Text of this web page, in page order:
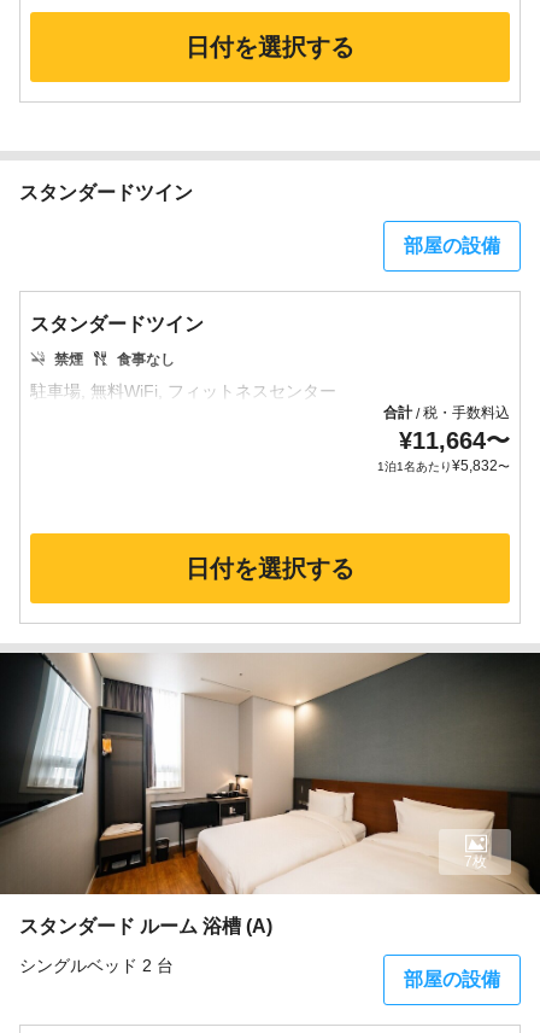
日付を選択する
スタンダードツイン
部屋の設備
スタンダードツイン
禁煙 食事なし
合計/税・手数料込
¥11,664〜
1泊1名あたり¥5,832〜
日付を選択する
スタンダード ルーム 浴槽 (A)
シングルベッド 2 台
部屋の設備
7枚